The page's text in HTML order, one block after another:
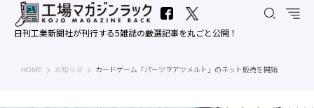
日刊工業新聞社が刊行する5雑誌の厳選記事を丸ごと公開！
HOME 工場マガジンラック｜日刊工業新聞社
お知らせ カードゲーム「パーツヲアツメルト」のネット販売を開始